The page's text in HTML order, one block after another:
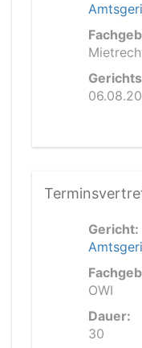
Gericht:
OWI
Dauer:
30